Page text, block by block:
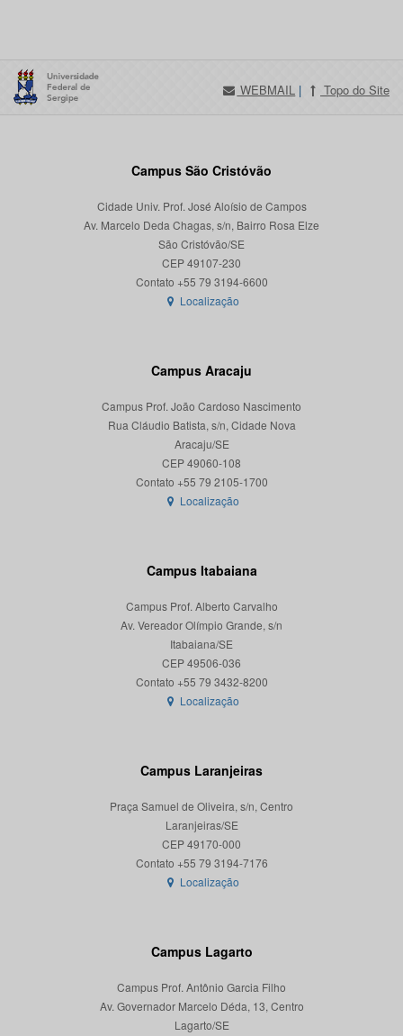
WEBMAIL | Topo do Site
Campus São Cristóvão
Cidade Univ. Prof. José Aloísio de Campos
Av. Marcelo Deda Chagas, s/n, Bairro Rosa Elze
São Cristóvão/SE
CEP 49107-230
Localização
Campus Aracaju
Campus Prof. João Cardoso Nascimento
Rua Cláudio Batista, s/n, Cidade Nova
Aracaju/SE
CEP 49060-108
Localização
Campus Itabaiana
Campus Prof. Alberto Carvalho
Av. Vereador Olímpio Grande, s/n
Itabaiana/SE
CEP 49506-036
Localização
Campus Laranjeiras
Praça Samuel de Oliveira, s/n, Centro
Laranjeiras/SE
CEP 49170-000
Localização
Campus Lagarto
Campus Prof. Antônio Garcia Filho
Av. Governador Marcelo Déda, 13, Centro
Lagarto/SE